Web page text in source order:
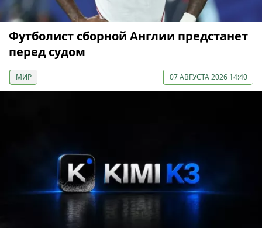
Футболист сборной Англии предстанет
перед судом
МИР 07 АВГУСТА 2026 14:40